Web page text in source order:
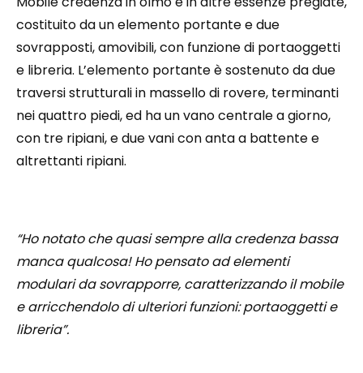
costituito da un elemento portante e due
sovrapposti, amovibili, con funzione di portaoggetti
e libreria. L’elemento portante è sostenuto da due
traversi strutturali in massello di rovere, terminanti
nei quattro piedi, ed ha un vano centrale a giorno,
con tre ripiani, e due vani con anta a battente e
altrettanti ripiani.
“Ho notato che quasi sempre alla credenza bassa
manca qualcosa! Ho pensato ad elementi
modulari da sovrapporre, caratterizzando il mobile
e arricchendolo di ulteriori funzioni: portaoggetti e
libreria”.